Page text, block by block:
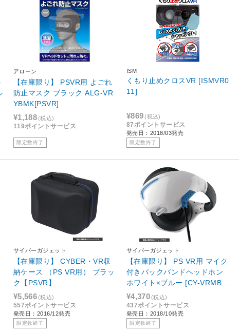
アローン
【在庫限り】 PSVR用 よごれ
防止マスク ブラック ALG-VR
YBMK[PSVR]
¥1,188(税込)
119ポイントサービス
限定数終了
ISM
くもり止めクロスVR [ISMVR0
11]
¥869 (税込)
87ポイントサービス
発売日：2018/03発売
限定数終了
サイバーガジェット
【在庫限り】 CYBER・VR収
納ケース （PS VR用） ブラッ
ク【PSVR】
¥5,566(税込)
557ポイントサービス
発売日：2016/12発売
限定数終了
サイバーガジェット
【在庫限り】 PS VR用 マイク
付きバックバンドヘッドホン
ホワイト×ブルー [CY-VRMBH
P-WB]
¥4,370(税込)
437ポイントサービス
発売日：2018/10発売
限定数終了